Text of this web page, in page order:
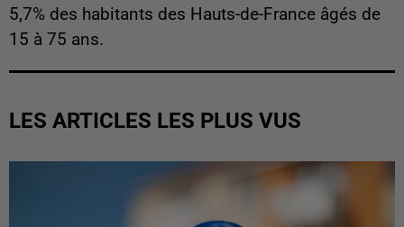
5,7% des habitants des Hauts-de-France âgés de
15 à 75 ans.
LES ARTICLES LES PLUS VUS